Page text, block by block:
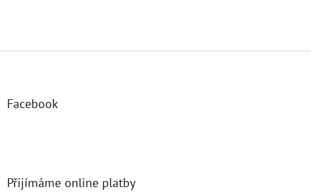
Facebook
Přijímáme online platby